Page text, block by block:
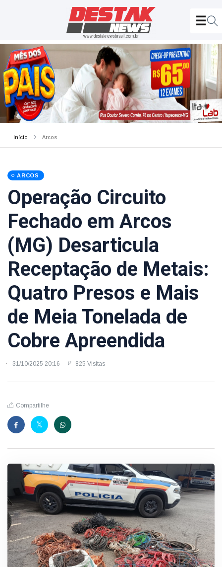
Início Arcos
ARCOS
Operação Circuito
Fechado em Arcos
(MG) Desarticula
Receptação de Metais:
Quatro Presos e Mais
de Meia Tonelada de
Cobre Apreendida
31/10/2025 20:16 825 Visitas
Compartilhe